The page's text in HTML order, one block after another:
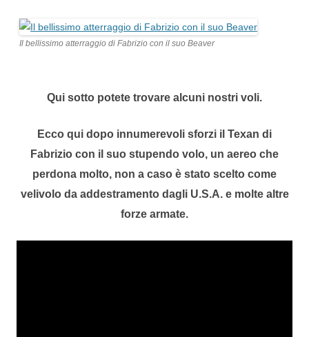
Il bellissimo atterraggio di Fabrizio con il suo Beaver
Qui sotto potete trovare alcuni nostri voli.
Ecco qui dopo innumerevoli sforzi il Texan di
Fabrizio con il suo stupendo volo, un aereo che
perdona molto, non a caso è stato scelto come
velivolo da addestramento dagli U.S.A. e molte altre
forze armate.